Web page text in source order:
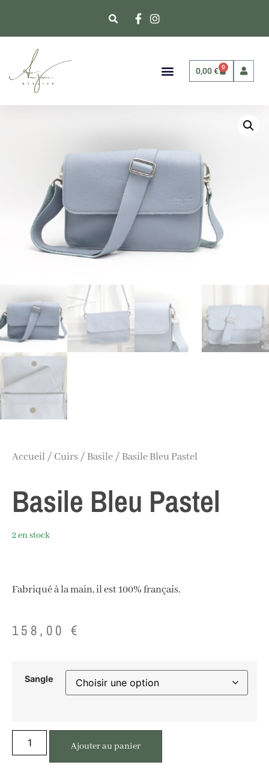
0,00€ 0
Accueil / Cuirs / Basile / Basile Bleu Pastel
Basile Bleu Pastel
2 en stock
Fabriqué à la main, il est 100% français.
158,00 €
Sangle
Ajouter au panier